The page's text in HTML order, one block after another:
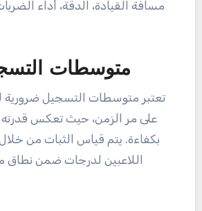
مسافة القيادة، الدقة، أداء
متوسطات
تعتبر متوسطات التسجيل ضرورية
على مر الزمن، حيث تعكس قدرته
بكفاءة. يتم قياس الثبات من
اللاعبين لدرجات ضمن نطاق